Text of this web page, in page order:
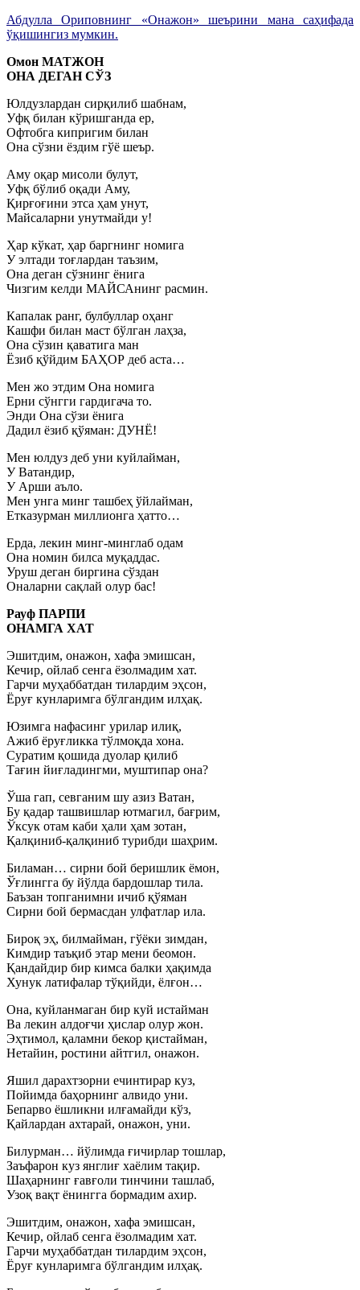
Абдулла Ориповнинг «Онажон» шеърини мана саҳифада
ўқишингиз мумкин.
Омон МАТЖОН
ОНА ДЕГАН СЎЗ
Юлдузлардан сирқилиб шабнам,
Уфқ билан кўришганда ер,
Офтобга кипригим билан
Она сўзни ёздим гўё шеър.
Аму оқар мисоли булут,
Уфқ бўлиб оқади Аму,
Қирғоғини этса ҳам унут,
Майсаларни унутмайди у!
Ҳар кўкат, ҳар баргнинг номига
У элтади тоғлардан таъзим,
Она деган сўзнинг ёнига
Чизгим келди МАЙСАнинг расмин.
Капалак ранг, булбуллар оҳанг
Кашфи билан маст бўлган лаҳза,
Она сўзин қаватига ман
Ёзиб қўйдим БАҲОР деб аста…
Мен жо этдим Она номига
Ерни сўнгги гардигача то.
Энди Она сўзи ёнига
Дадил ёзиб қўяман: ДУНЁ!
Мен юлдуз деб уни куйлайман,
У Ватандир,
У Арши аъло.
Мен унга минг ташбеҳ ўйлайман,
Етказурман миллионга ҳатто…
Ерда, лекин минг-минглаб одам
Она номин билса муқаддас.
Уруш деган биргина сўздан
Оналарни сақлай олур бас!
Рауф ПАРПИ
ОНАМГА ХАТ
Эшитдим, онажон, хафа эмишсан,
Кечир, ойлаб сенга ёзолмадим хат.
Гарчи муҳаббатдан тилардим эҳсон,
Ёруғ кунларимга бўлгандим илҳақ.
Юзимга нафасинг урилар илиқ,
Ажиб ёруғликка тўлмоқда хона.
Суратим қошида дуолар қилиб
Тағин йиғладингми, муштипар она?
Ўша гап, севганим шу азиз Ватан,
Бу қадар ташвишлар ютмагил, бағрим,
Ўксук отам каби ҳали ҳам зотан,
Қалқиниб-қалқиниб турибди шаҳрим.
Биламан… сирни бой беришлик ёмон,
Ўғлингга бу йўлда бардошлар тила.
Баъзан топганимни ичиб қўяман
Сирни бой бермасдан улфатлар ила.
Бироқ эҳ, билмайман, гўёки зимдан,
Кимдир таъқиб этар мени беомон.
Қандайдир бир кимса балки ҳақимда
Хунук латифалар тўқийди, ёлғон…
Она, куйланмаган бир куй истайман
Ва лекин алдоғчи ҳислар олур жон.
Эҳтимол, қаламни бекор қистайман,
Нетайин, ростини айтгил, онажон.
Яшил дарахтзорни ечинтирар куз,
Пойимда баҳорнинг алвидо уни.
Бепарво ёшликни илғамайди кўз,
Қайлардан ахтарай, онажон, уни.
Билурман… йўлимда ғичирлар тошлар,
Заъфарон куз янглиғ хаёлим тақир.
Шаҳарнинг ғавғоли тинчини ташлаб,
Узоқ вақт ёнингга бормадим ахир.
Эшитдим, онажон, хафа эмишсан,
Кечир, ойлаб сенга ёзолмадим хат.
Гарчи муҳаббатдан тилардим эҳсон,
Ёруғ кунларимга бўлгандим илҳақ.